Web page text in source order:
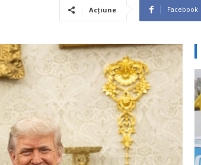
Acțiune Facebook